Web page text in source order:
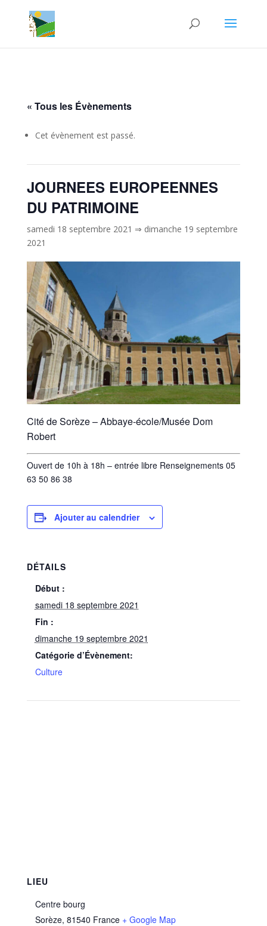
« Tous les Évènements
Cet évènement est passé.
JOURNEES EUROPEENNES
DU PATRIMOINE
samedi 18 septembre 2021 ⇒ dimanche 19 septembre
2021
Cité de Sorèze – Abbaye-école/Musée Dom
Robert
Ouvert de 10h à 18h – entrée libre Renseignements 05
63 50 86 38
Ajouter au calendrier
DÉTAILS
Début :
samedi 18 septembre 2021
Fin :
dimanche 19 septembre 2021
Catégorie d’Évènement:
Culture
LIEU
Centre bourg
Sorèze, 81540 France + Google Map